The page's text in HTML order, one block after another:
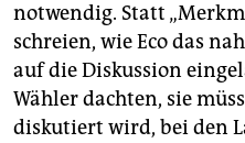
notwendig. Statt
schreien, wie Eco das
auf die Diskussion
Wähler dachten, sie
diskutiert wird, bei den